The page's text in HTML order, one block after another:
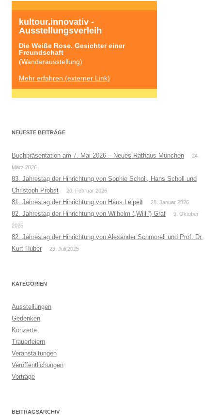
kultour.innovativ -
Ausstellungsverleih
Die Weiße Rose. Gesichter einer
Freundschaft
(Wanderausstellung)
Mehr erfahren (externer Link)
NEUESTE BEITRÄGE
Buchpräsentation am 7. Mai 2026 – Neues Rathaus München
24.
März 2026
83. Jahrestag der Hinrichtung von Sophie Scholl, Hans Scholl und
Christoph Probst
20. Februar 2026
81. Jahrestag der Hinrichtung von Hans Leipelt 28. Januar 2026
82. Jahrestag der Hinrichtung von Wilhelm („Willi“) Graf
9. Oktober
2025
82. Jahrestag der Hinrichtung von Alexander Schmorell und Prof. Dr.
Kurt Huber
29. Juli 2025
KATEGORIEN
Ausstellungen
Gedenken
Konzerte
Trauerfeiern
Veranstaltungen
Veröffentlichungen
Vorträge
BEITRAGSARCHIV